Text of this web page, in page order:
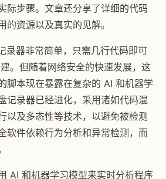
际步骤。文章还分享了详细的代码
的资源以及真实的见解。
录器非常简单，只需几行代码即可
。但随着网络安全的快速发展，这
脚本现在暴露在复杂的 AI 和机器学
记录器已经进化，采用诸如代码混
以及多态性等技术，以避免被检测
软件依赖行为分析和异常检测，而
AI 和机器学习模型来实时分析程序